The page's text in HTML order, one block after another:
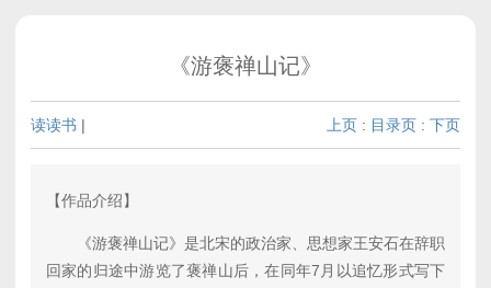
《游褒禅山记》
读读书 | 上页 : 目录页 : 下页
【作品介绍】
《游褒禅山记》是北宋的政治家、思想家王安石在辞职
回家的归途中游览了褒禅山后，在同年7月以追忆形式写下